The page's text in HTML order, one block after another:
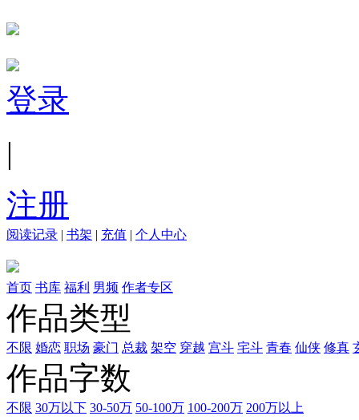
登录
|
注册
阅读记录 | 书架 | 充值 | 个人中心
首页 书库 福利 男频 作者专区
作品类型
不限 婚恋 职场 豪门 总裁 架空 穿越 宫斗 宅斗 青春 仙侠 修真
作品字数
不限 30万以下 30-50万 50-100万 100-200万 200万以上